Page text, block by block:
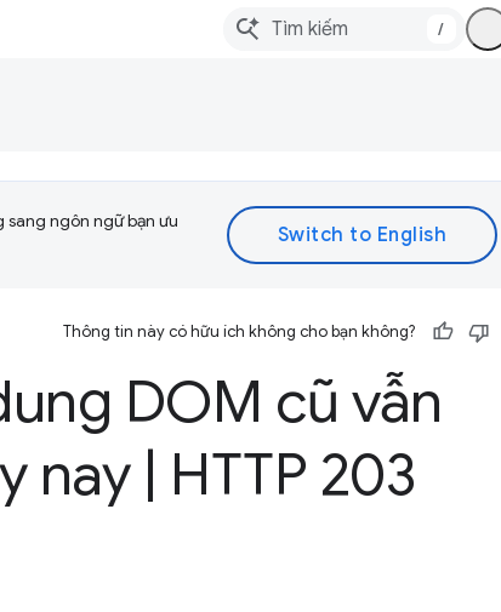
/
ngôn ngữ bạn ưu
Thông tin này có hữu ích không cho bạn không?
DOM cũ vẫn
nay
HTTP 203